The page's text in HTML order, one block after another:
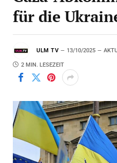
für die
ULM TV 13/10/2025
2 MIN. LESEZEIT